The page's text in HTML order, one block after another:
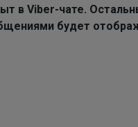
в Viber-чате.
будет